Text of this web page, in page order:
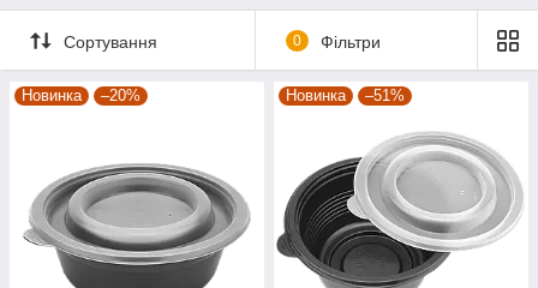
Сортування 0 Фільтри
Новинка –20% Новинка –51%